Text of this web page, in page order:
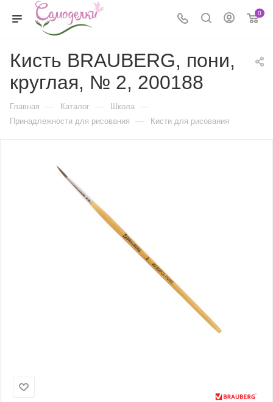
0
Кисть BRAUBERG, пони,
круглая, № 2, 200188
Главная — Каталог — Школа —
Принадлежности для рисования — Кисти для рисования